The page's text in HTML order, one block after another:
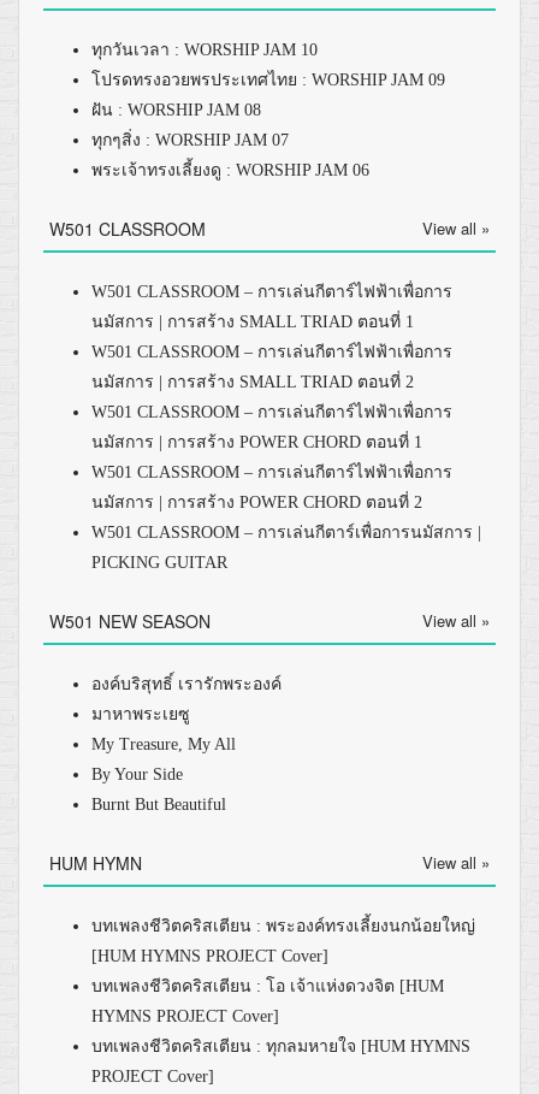
ทุกวันเวลา : WORSHIP JAM 10
โปรดทรงอวยพรประเทศไทย : WORSHIP JAM 09
ฝัน : WORSHIP JAM 08
ทุกๆสิ่ง : WORSHIP JAM 07
พระเจ้าทรงเลี้ยงดู : WORSHIP JAM 06
W501 CLASSROOM View all »
W501 CLASSROOM – การเล่นกีตาร์ไฟฟ้าเพื่อการ
นมัสการ | การสร้าง SMALL TRIAD ตอนที่ 1
W501 CLASSROOM – การเล่นกีตาร์ไฟฟ้าเพื่อการ
นมัสการ | การสร้าง SMALL TRIAD ตอนที่ 2
W501 CLASSROOM – การเล่นกีตาร์ไฟฟ้าเพื่อการ
นมัสการ | การสร้าง POWER CHORD ตอนที่ 1
W501 CLASSROOM – การเล่นกีตาร์ไฟฟ้าเพื่อการ
นมัสการ | การสร้าง POWER CHORD ตอนที่ 2
W501 CLASSROOM – การเล่นกีตาร์เพื่อการนมัสการ |
PICKING GUITAR
W501 NEW SEASON View all »
องค์บริสุทธิ์ เรารักพระองค์
มาหาพระเยซู
My Treasure, My All
By Your Side
Burnt But Beautiful
HUM HYMN View all »
บทเพลงชีวิตคริสเตียน : พระองค์ทรงเลี้ยงนกน้อยใหญ่
[HUM HYMNS PROJECT Cover]
บทเพลงชีวิตคริสเตียน : โอ เจ้าแห่งดวงจิต [HUM
HYMNS PROJECT Cover]
บทเพลงชีวิตคริสเตียน : ทุกลมหายใจ [HUM HYMNS
PROJECT Cover]